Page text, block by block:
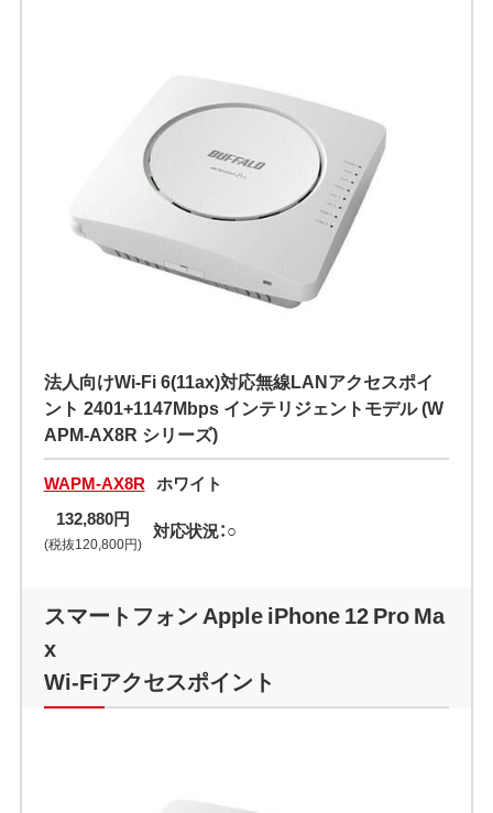
法人向けWi-Fi 6(11ax)対応無線LANアクセスポイ
ント 2401+1147Mbps インテリジェントモデル (W
APM-AX8R シリーズ)
WAPM-AX8R ホワイト
132,880円
(税抜120,800円)
対応状況：○
スマートフォン Apple iPhone 12 Pro Ma
x
Wi-Fiアクセスポイント